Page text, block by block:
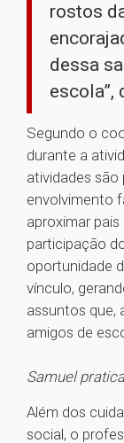
rostos
dessa
escola”,
Segundo o
durante a
atividades são
envolvimento
aproximar
participação
oportunidade
vínculo,
assuntos que,
amigos de
Samuel
Além dos
social, o